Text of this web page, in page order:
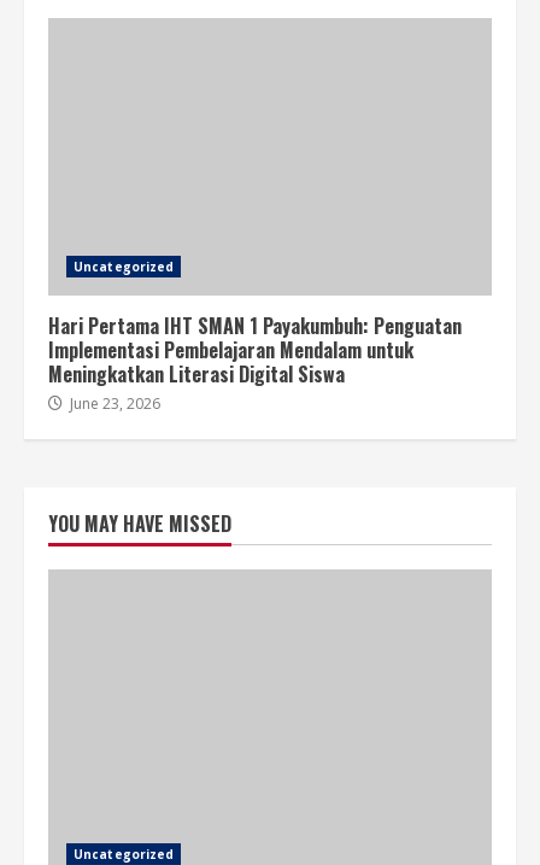
Uncategorized
Hari Pertama IHT SMAN 1 Payakumbuh: Penguatan
Implementasi Pembelajaran Mendalam untuk
Meningkatkan Literasi Digital Siswa
June 23, 2026
YOU MAY HAVE MISSED
Uncategorized